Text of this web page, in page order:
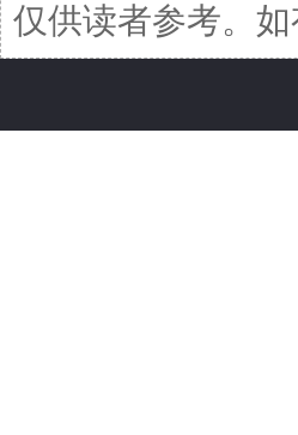
仅供读者参考。如